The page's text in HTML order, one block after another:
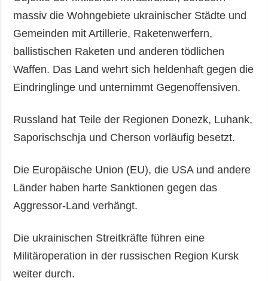
massiv die Wohngebiete ukrainischer Städte und
Gemeinden mit Artillerie, Raketenwerfern,
ballistischen Raketen und anderen tödlichen
Waffen. Das Land wehrt sich heldenhaft gegen die
Eindringlinge und unternimmt Gegenoffensiven.
Russland hat Teile der Regionen Donezk, Luhank,
Saporischschja und Cherson vorläufig besetzt.
Die Europäische Union (EU), die USA und andere
Länder haben harte Sanktionen gegen das
Aggressor-Land verhängt.
Die ukrainischen Streitkräfte führen eine
Militäroperation in der russischen Region Kursk
weiter durch.